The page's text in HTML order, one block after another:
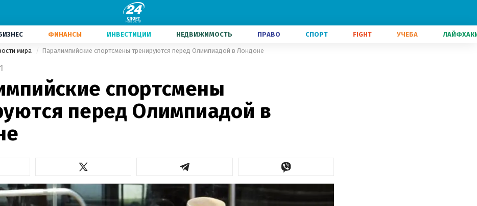
ФИНАНСЫ ИНВЕСТИЦИИ НЕДВИЖИМОСТЬ ПРАВО СПОРТ FIGHT УЧЕБА
мира Паралимпийские спортсмены тренируются перед Олимпиадой в Лондоне
1
спортсмены
перед Олимпиадой в